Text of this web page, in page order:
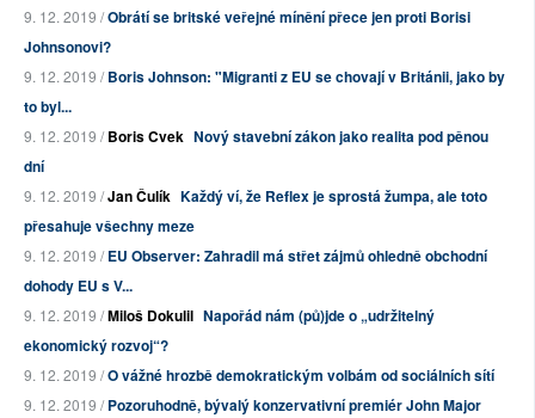
9. 12. 2019 /Obrátí se britské veřejné mínění přece jen proti Borisi
Johnsonovi?
9. 12. 2019 /Boris Johnson: "Migranti z EU se chovají v Británii, jako by
to byl...
9. 12. 2019 /Boris Cvek Nový stavební zákon jako realita pod pěnou
dní
9. 12. 2019 /Jan Čulík Každý ví, že Reflex je sprostá žumpa, ale toto
přesahuje všechny meze
9. 12. 2019 /EU Observer: Zahradil má střet zájmů ohledně obchodní
dohody EU s V...
9. 12. 2019 /Miloš Dokulil Napořád nám (pů)jde o „udržitelný
ekonomický rozvoj“?
9. 12. 2019 /O vážné hrozbě demokratickým volbám od sociálních sítí
9. 12. 2019 /Pozoruhodně, bývalý konzervativní premiér John Major